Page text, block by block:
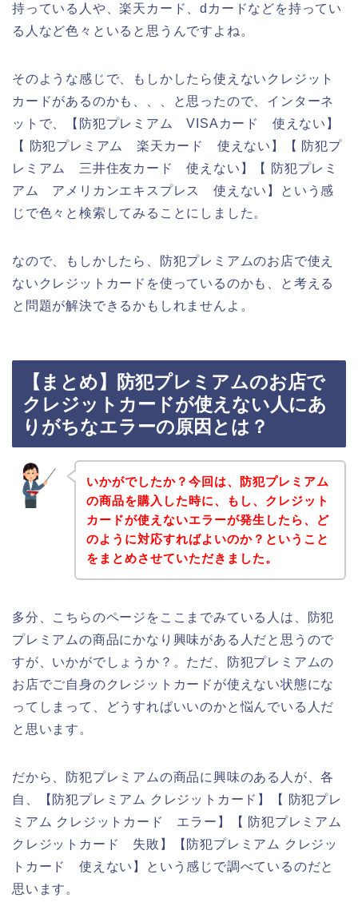
持っている人や、楽天カード、dカードなどを持ってい
る人など色々といると思うんですよね。
そのような感じで、もしかしたら使えないクレジット
カードがあるのかも、、、と思ったので、インターネ
ットで、【防犯プレミアム VISAカード 使えない】
【 防犯プレミアム 楽天カード 使えない】【 防犯プ
レミアム 三井住友カード 使えない】【 防犯プレミ
アム アメリカンエキスプレス 使えない】という感
じで色々と検索してみることにしました。
なので、もしかしたら、防犯プレミアムのお店で使え
ないクレジットカードを使っているのかも、と考える
と問題が解決できるかもしれませんよ。
【まとめ】防犯プレミアムのお店で
クレジットカードが使えない人にあ
りがちなエラーの原因とは？
いかがでしたか？今回は、防犯プレミアム
の商品を購入した時に、もし、クレジット
カードが使えないエラーが発生したら、ど
のように対応すればよいのか？ということ
をまとめさせていただきました。
多分、こちらのページをここまでみている人は、防犯
プレミアムの商品にかなり興味がある人だと思うので
すが、いかがでしょうか？。ただ、防犯プレミアムの
お店でご自身のクレジットカードが使えない状態にな
ってしまって、どうすればいいのかと悩んでいる人だ
と思います。
だから、防犯プレミアムの商品に興味のある人が、各
自、【防犯プレミアム クレジットカード】【 防犯プレ
ミアム クレジットカード エラー】【 防犯プレミアム
クレジットカード 失敗】【防犯プレミアム クレジッ
トカード 使えない】という感じで調べているのだと
思います。